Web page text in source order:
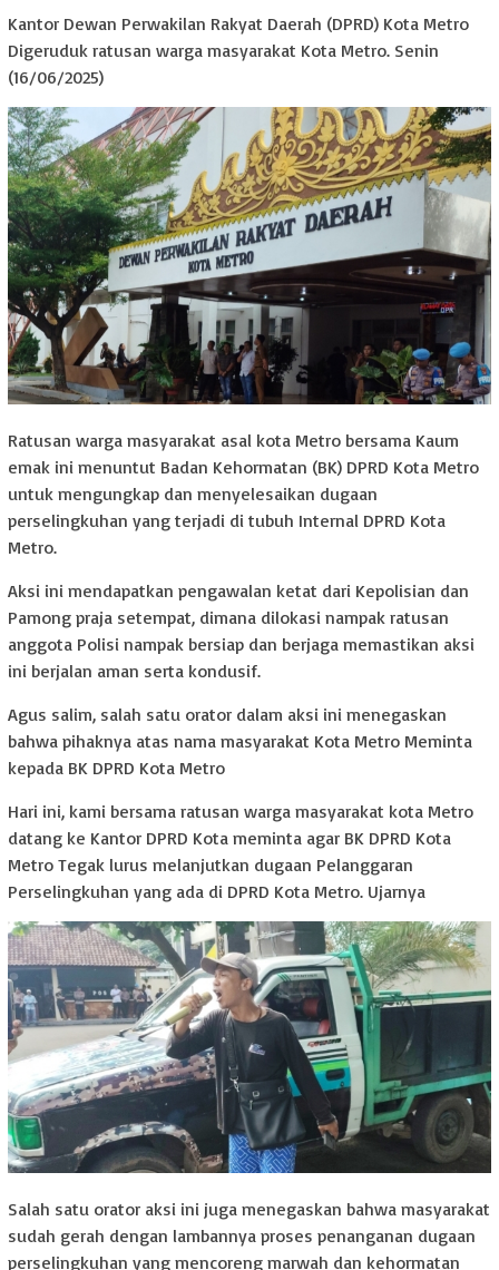
Kantor Dewan Perwakilan Rakyat Daerah (DPRD) Kota Metro
Digeruduk ratusan warga masyarakat Kota Metro. Senin
(16/06/2025)
Ratusan warga masyarakat asal kota Metro bersama Kaum
emak ini menuntut Badan Kehormatan (BK) DPRD Kota Metro
untuk mengungkap dan menyelesaikan dugaan
perselingkuhan yang terjadi di tubuh Internal DPRD Kota
Metro.
Aksi ini mendapatkan pengawalan ketat dari Kepolisian dan
Pamong praja setempat, dimana dilokasi nampak ratusan
anggota Polisi nampak bersiap dan berjaga memastikan aksi
ini berjalan aman serta kondusif.
Agus salim, salah satu orator dalam aksi ini menegaskan
bahwa pihaknya atas nama masyarakat Kota Metro Meminta
kepada BK DPRD Kota Metro
Hari ini, kami bersama ratusan warga masyarakat kota Metro
datang ke Kantor DPRD Kota meminta agar BK DPRD Kota
Metro Tegak lurus melanjutkan dugaan Pelanggaran
Perselingkuhan yang ada di DPRD Kota Metro. Ujarnya
Salah satu orator aksi ini juga menegaskan bahwa masyarakat
sudah gerah dengan lambannya proses penanganan dugaan
perselingkuhan yang mencoreng marwah dan kehormatan